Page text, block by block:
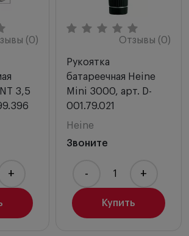
(0)
3,5
+
Отзывы (0)
Рукоятка
батареечная Heine
Mini 3000, арт. D-
001.79.021
Heine
Звоните
Купить
- +